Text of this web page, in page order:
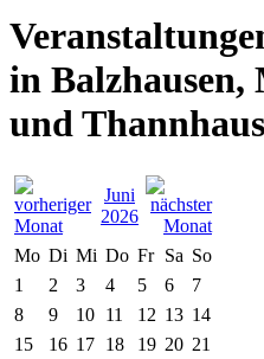
in Balzhausen,
und
Juni
2026
Mo Di Mi Do Fr Sa So
1
2 3 4 5 6
7
8
9 10 11 12 13 14
15
16 17 18 19 20 21